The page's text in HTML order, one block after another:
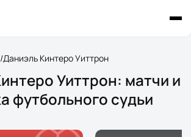
/Даниэль Кинтеро Уиттрон
Уиттрон: матчи и
футбольного судьи